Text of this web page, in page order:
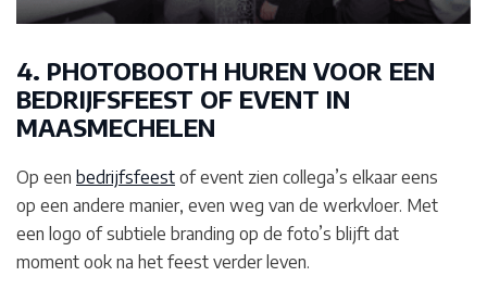
4. PHOTOBOOTH HUREN VOOR EEN
BEDRIJFSFEEST OF EVENT IN
MAASMECHELEN
Op een bedrijfsfeest of event zien collega’s elkaar eens
op een andere manier, even weg van de werkvloer. Met
een logo of subtiele branding op de foto’s blijft dat
moment ook na het feest verder leven.